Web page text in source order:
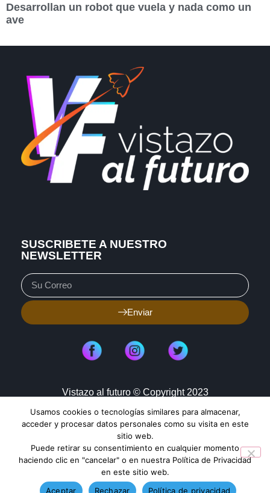
Desarrollan un robot que vuela y nada como un
ave
SUSCRIBETE A NUESTRO
NEWSLETTER
Enviar
Vistazo al futuro © Copyright 2023
Aviso de Privacidad
Política de Cookies
Mapa de Sitio
TENDENCIAS HOY
Usamos cookies o tecnologías similares para almacenar,
acceder y procesar datos personales como su visita en este
sitio web.
Puede retirar su consentimiento en cualquier momento
haciendo clic en "cancelar" o en nuestra Política de Privacidad
en este sitio web.
Aceptar
Rechazar Política de privacidad